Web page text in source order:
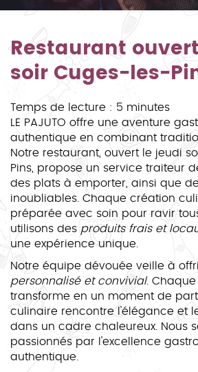
Restaurant
soir Cuges-les-
Temps de lecture : 5 minutes
LE PAJUTO offre une aventure
authentique en combinant
Notre restaurant, ouvert le jeudi
Pins, propose un service traiteur
des plats à emporter, ainsi que
inoubliables. Chaque création
préparée avec soin pour ravir
utilisons des produits frais et
une expérience unique.
Notre équipe dévouée veille à
personnalisé et convivial. Chaque
transforme en un moment de
culinaire rencontre l'élégance et
dans un cadre chaleureux. Nous
passionnés par l'excellence
authentique.